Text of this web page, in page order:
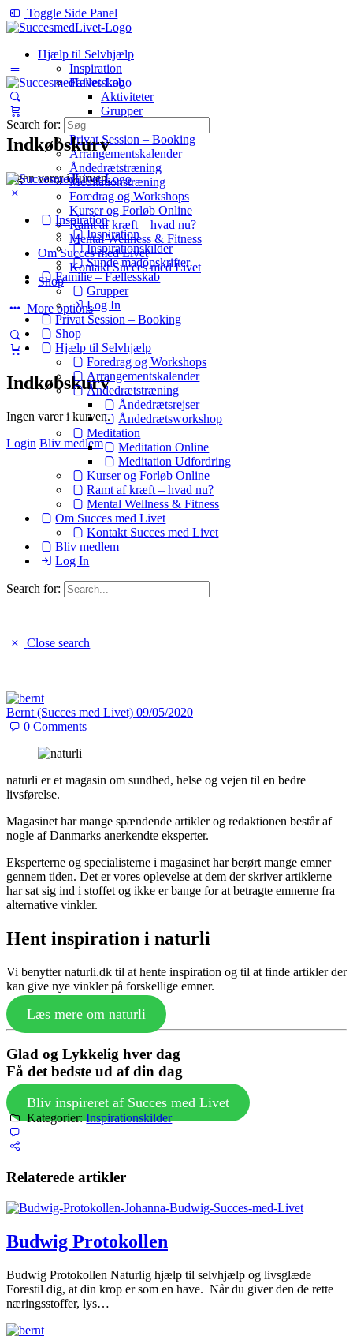
Toggle Side Panel
Hjælp til Selvhjælp
Inspiration
Fællesskab
Aktiviteter
Grupper
Privat Session – Booking
Arrangementskalender
Åndedrætstræning
Meditationstræning
Foredrag og Workshops
Kurser og Forløb Online
Ramt af kræft – hvad nu?
Mental Wellness & Fitness
Om Succes med Livet
Kontakt Succes med Livet
Shop
More options
Indkøbskurv
Ingen varer i kurven.
Login Bliv medlem
Indkøbskurv
Ingen varer i kurven.
Search for:
Inspiration
Inspiration
Inspirationskilder
Sunde madopskrifter
Familie – Fællesskab
Grupper
Log In
Privat Session – Booking
Shop
Hjælp til Selvhjælp
Foredrag og Workshops
Arrangementskalender
Åndedrætstræning
Åndedrætsrejser
Åndedrætsworkshop
Meditation
Meditation Online
Meditation Udfordring
Kurser og Forløb Online
Ramt af kræft – hvad nu?
Mental Wellness & Fitness
Om Succes med Livet
Kontakt Succes med Livet
Bliv medlem
Log In
Search for:
Close search
Bernt (Succes med Livet) 09/05/2020
0Comments
naturli er et magasin om sundhed, helse og vejen til en bedre
livsførelse.
Magasinet har mange spændende artikler og redaktionen består af
nogle af Danmarks anerkendte eksperter.
Eksperterne og specialisterne i magasinet har berørt mange emner
gennem tiden. Det er vores oplevelse at dem der skriver artiklerne
har sat sig ind i stoffet og ikke er bange for at betragte emnerne fra
alternative vinkler.
Hent inspiration i naturli
Vi benytter naturli.dk til at hente inspiration og til at finde artikler der
kan give nye vinkler på forskellige emner.
Læs mere om naturli
Glad og Lykkelig hver dag
Få det bedste ud af din dag
Bliv inspireret af Succes med Livet
Kategorier:Inspirationskilder
Relaterede artikler
Budwig Protokollen
Budwig Protokollen Naturlig hjælp til selvhjælp og livsglæde
Forestil dig, at din krop er som en have. Når du giver den de rette
næringsstoffer, lys…